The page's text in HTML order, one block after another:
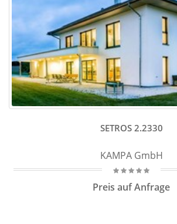
SETROS 2.2330
KAMPA GmbH
Preis auf Anfrage